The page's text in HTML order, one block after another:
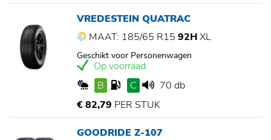
VREDESTEIN QUATRAC
MAAT: 185/65 R15 92HXL
Geschikt voor Personenwagen
Op voorraad
B
C
70 db
€ 82,79 PER STUK
GOODRIDE Z-107